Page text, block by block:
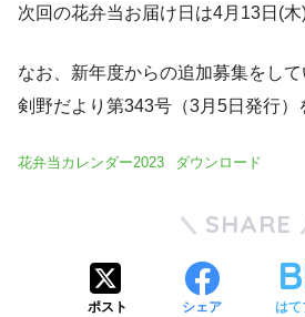
次回の花弁当お届け日は4月13日(木
なお、新年度からの追加募集をし
剣野だより第343号（3月5日発行）
花弁当カレンダー2023 ダウンロード
SHARE
ポスト シェア はて